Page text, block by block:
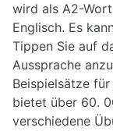
wird als A2-
Englisch. Es
Tippen Sie auf
Aussprache
Beispielsätze
bietet über 60.
verschiedene